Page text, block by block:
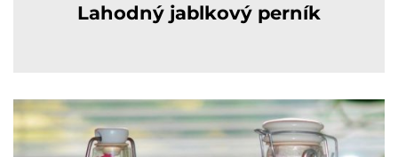
Lahodný jablkový perník